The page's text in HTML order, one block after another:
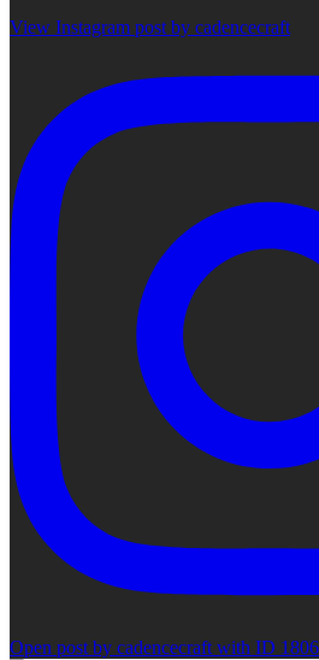
View Instagram post by cadencecraft
Open post by cadencecraft with ID